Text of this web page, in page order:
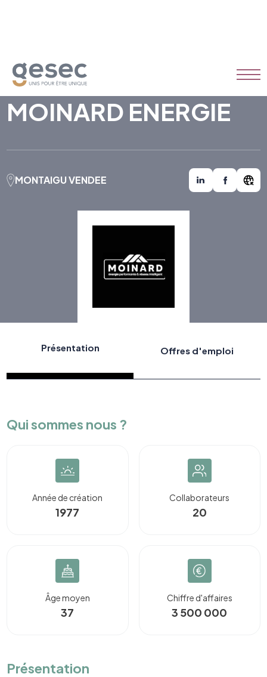
MOINARD ENERGIE
MONTAIGU VENDEE
Présentation Offres d'emploi
Qui sommes nous ?
Année de création
1977
Collaborateurs
20
Âge moyen
37
Chiffre d'affaires
3 500 000
Présentation